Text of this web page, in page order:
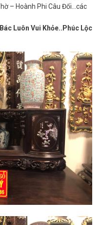
– Hoành Phi Câu Đối…các
Luôn Vui Khỏe..Phúc Lộc